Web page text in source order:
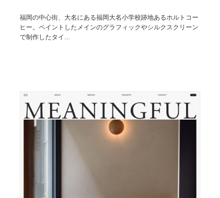
福岡の中心街、大名にある福岡大名小学校跡地あるホルトコー
ヒー。ペイントしたメインのグラフィックやシルクスクリーン
で制作したタイ...